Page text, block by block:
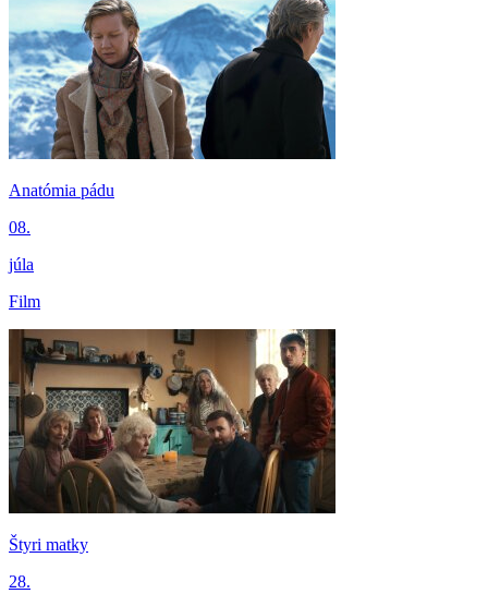
Anatómia pádu
08.
júla
Film
Štyri matky
28.